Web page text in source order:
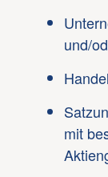
und/
mit